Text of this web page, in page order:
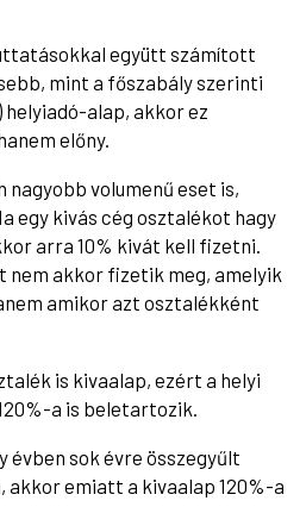
együtt számított
mint a főszabály szerinti
alap, akkor ez
előny.
nagyobb volumenű eset is,
egy kivás cég osztalékot hagy
arra 10% kivát kell fizetni.
nem akkor fizetik meg, amelyik
amikor azt osztalékként
is kivaalap, ezért a helyi
a is beletartozik.
évben sok évre összegyűlt
akkor emiatt a kivaalap 120%-a